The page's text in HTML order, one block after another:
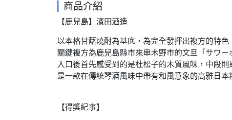
商品介紹
【鹿兒島】濱田酒造
以本格甘藷燒酎為基底，為完全發揮出複方的特
關鍵複方為鹿兒島縣市來串木野市的文旦「サワ
入口後首先感受到的是杜松子的木質風味，中段
是一款在傳統琴酒風味中帶有和風意象的高雅日本
【得獎紀事】